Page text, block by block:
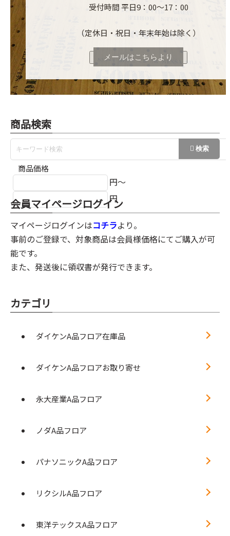
受付時間 平日9：00～17：00
（定休日・祝日・年末年始は除く）
メールはこちらより
商品検索
商品価格
円～
円
会員マイページログイン
マイページログインはコチラより。
事前のご登録で、対象商品は会員様価格にてご購入が可
能です。
また、発送後に領収書が発行できます。
カテゴリ
ダイケンA品フロア在庫品
ダイケンA品フロアお取り寄せ
永大産業A品フロア
ノダA品フロア
パナソニックA品フロア
リクシルA品フロア
東洋テックスA品フロア